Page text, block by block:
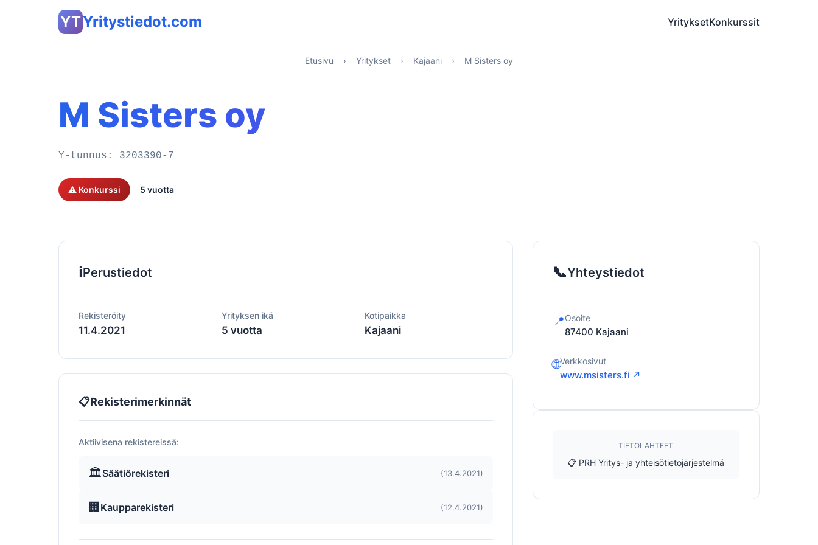
YTYritystiedot.com YrityksetKonkurssit
Etusivu › Yritykset › Kajaani › M Sisters oy
M Sisters oy
Y-tunnus: 3203390-7
⚠️ Konkurssi 5 vuotta
ℹ️Perustiedot
Rekisteröity
11.4.2021
Yrityksen ikä
5 vuotta
Kotipaikka
Kajaani
📋Rekisterimerkinnät
Aktiivisena rekistereissä:
🏛️Säätiörekisteri (13.4.2021)
🏢 Kaupparekisteri (12.4.2021)
📞Yhteystiedot
📍Osoite
87400 Kajaani
🌐Verkkosivut
www.msisters.fi ↗
TIETOLÄHTEET
📋 PRH Yritys- ja yhteisötietojärjestelmä